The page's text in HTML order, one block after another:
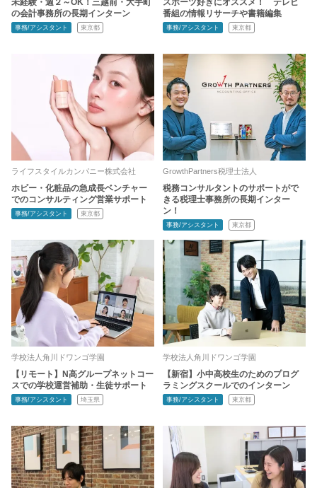
未経験・週２～OK！三越前・大手町
の会計事務所の長期インターン
事務/アシスタント 東京都
スポーツ好きにオススメ！ テレビ
番組の情報リサーチや書籍編集
事務/アシスタント 東京都
ライフスタイルカンパニー株式会社
ホビー・化粧品の急成長ベンチャー
でのコンサルティング営業サポート
事務/アシスタント 東京都
GrowthPartners税理士法人
税務コンサルタントのサポートがで
きる税理士事務所の長期インター
ン！
事務/アシスタント 東京都
学校法人角川ドワンゴ学園
【リモート】N高グループネットコー
スでの学校運営補助・生徒サポート
事務/アシスタント 埼玉県
学校法人角川ドワンゴ学園
【新宿】小中高校生のためのプログ
ラミングスクールでのインターン
事務/アシスタント 東京都